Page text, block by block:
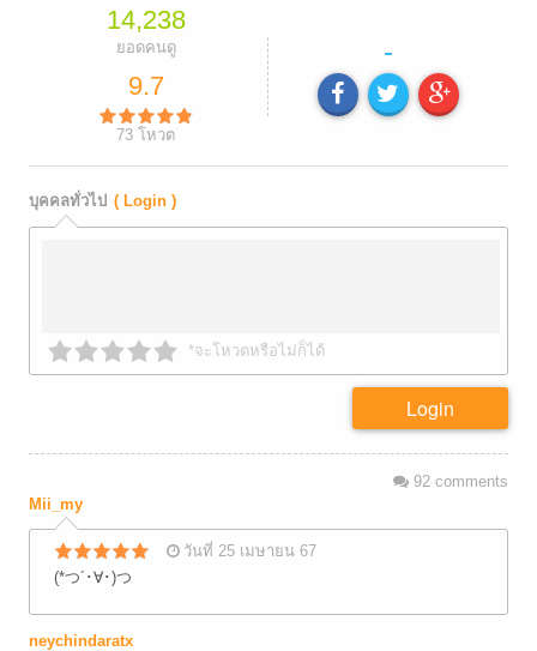
14,238
ยอดคนดู
9.7
73 โหวต
-
บุคคลทั่วไป ( Login )
*จะโหวตหรือไม่ก็ได้
Login
92comments
Mii_my
วันที่ 25 เมษายน 67
(*つ´･∀･)つ
neychindaratx